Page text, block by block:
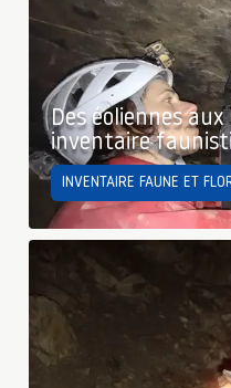
Des éoliennes
inventaire
INVENTAIRE FAUNE ET